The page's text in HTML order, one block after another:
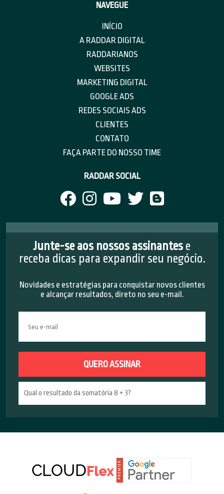
NAVEGUE
INÍCIO
A RADDAR DIGITAL
RADDARIANOS
WEBSITES
MARKETING DIGITAL
GOOGLE ADS
REDES SOCIAIS ADS
CLIENTES
CONTATO
FAÇA PARTE DO NOSSO TIME
RADDAR SOCIAL
Junte-se aos nossos assinantes e
receba dicas para expandir seu negócio.
Novidades e estratégias para conquistar novos clientes
e alcançar resultados, direto no seu e-mail.